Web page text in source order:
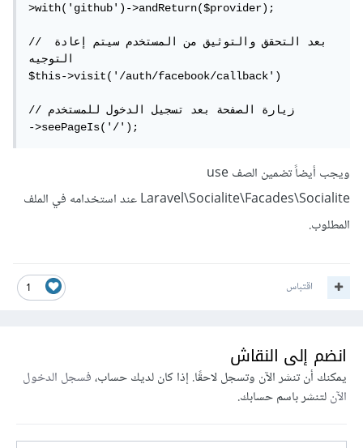
>with('github')->andReturn($provider);
// بعد التحقق والتوثيق من المستخدم سيتم إعادة
التوجيه
$this->visit('/auth/facebook/callback')
// زيارة الصفحة بعد تسجيل الدخول للمستخدم
->seePageIs('/');
ويجب أيضاً تضمين الصف use
Laravel\Socialite\Facades\Socialite عند استخدامه في الملف
المطلوب.
1 اقتباس
انضم إلى النقاش
يمكنك أن تنشر الآن وتسجل لاحقًا. إذا كان لديك حساب،فسجل الدخول
الآنلتنشر باسم حسابك.